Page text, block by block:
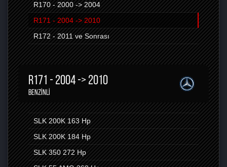
R170 - 2000 -> 2004
R171 - 2004 -> 2010
R172 - 2011 ve Sonrası
R171 - 2004 -> 2010
BENZINLI
SLK 200K 163 Hp
SLK 200K 184 Hp
SLK 350 272 Hp